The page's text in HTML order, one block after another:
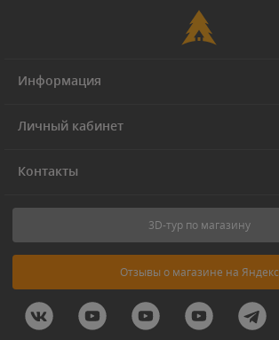
Информация
Личный кабинет
Контакты
3D-тур по магазину
Отзывы о магазине на Яндекс